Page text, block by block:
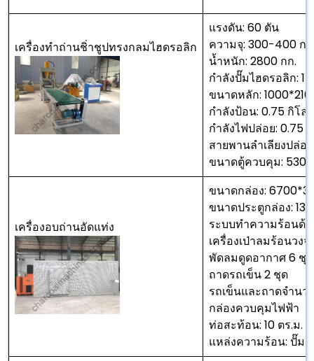
เครื่องทำถ่านชิ่าชูปทรงกลมไฮดรอลิก
แรงดัน: 60 ตัน
ความจุ: 300-400 ก
น้ำหนัก: 2800 กก.
กำลังปั๊มไฮดรอลิก:
ขนาดหลัก:
กำลังป้อน: 0.75 กิโล
กำลังไฟปล่อย: 0.75
สายพานลำเลียงปล่อ
ขนาดตู้ควบคุม:
เครื่องอบถ่านอัดแท่ง
ขนาดกล่อง:
ขนาดประตูกล่อง:
ระบบทำความร้อนด้
เครื่องเป่าลมร้อนวง
พัดลมดูดอากาศ 6 ชุ
ถาดรถเข็น 2 ชุด
รถเข็นและถาดจำน
กล่องควบคุมไฟฟ้า
ท่อสะท้อน: 10 ตร.ม.
แหล่งความร้อน: ปั๊ม